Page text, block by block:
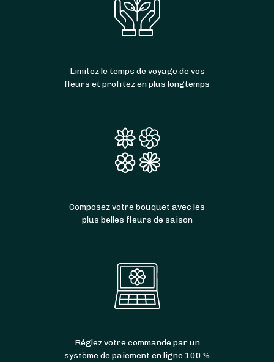
Limitez le temps de voyage de vos
fleurs et profitez en plus longtemps
Composez votre bouquet avec les
plus belles fleurs de saison
Réglez votre commande par un
système de paiement en ligne 100 %